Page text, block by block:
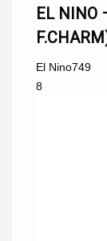
EL NINO
El Nino749
8